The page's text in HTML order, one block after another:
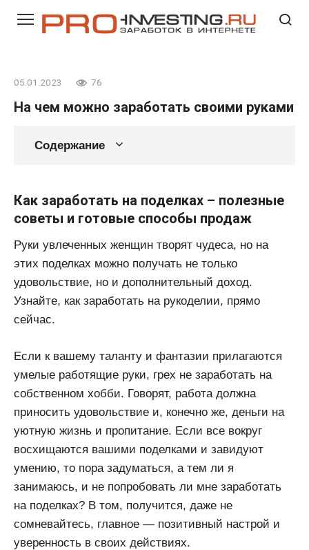
05.01.2023 76
На чем можно заработать своими руками
Содержание
Как заработать на поделках – полезные
советы и готовые способы продаж
Руки увлеченных женщин творят чудеса, но на
этих поделках можно получать не только
удовольствие, но и дополнительный доход.
Узнайте, как заработать на рукоделии, прямо
сейчас.
Если к вашему таланту и фантазии прилагаются
умелые работящие руки, грех не заработать на
собственном хобби. Говорят, работа должна
приносить удовольствие и, конечно же, деньги на
уютную жизнь и пропитание. Если все вокруг
восхищаются вашими поделками и завидуют
умению, то пора задуматься, а тем ли я
занимаюсь, и не попробовать ли мне заработать
на поделках? В том, получится, даже не
сомневайтесь, главное — позитивный настрой и
уверенность в своих действиях.